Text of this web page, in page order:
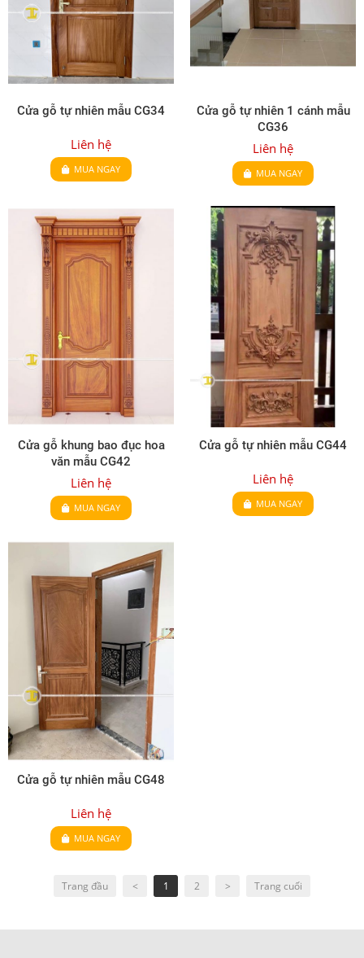
Cửa gỗ tự nhiên mẫu CG34
Liên hệ
MUA NGAY
Cửa gỗ tự nhiên 1 cánh mẫu
CG36
Liên hệ
MUA NGAY
Cửa gỗ khung bao đục hoa
văn mẫu CG42
Liên hệ
MUA NGAY
Cửa gỗ tự nhiên mẫu CG44
Liên hệ
MUA NGAY
Cửa gỗ tự nhiên mẫu CG48
Liên hệ
MUA NGAY
Trang đầu < 1 2 > Trang cuối